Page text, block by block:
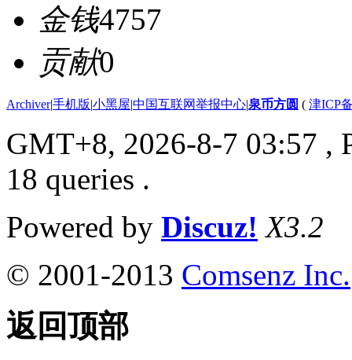
金钱4757
贡献0
Archiver|手机版|小黑屋|中国互联网举报中心|泉币方圆 ( 津ICP
GMT+8, 2026-8-7 03:57 ,
18 queries .
Powered by Discuz! X3.2
© 2001-2013 Comsenz Inc.
返回顶部